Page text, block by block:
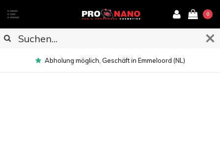
0
Abholung möglich, Geschäft in Emmeloord (NL)